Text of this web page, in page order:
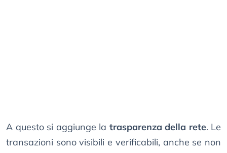
A questo si aggiunge la trasparenza della rete. Le
transazioni sono visibili e verificabili, anche se non